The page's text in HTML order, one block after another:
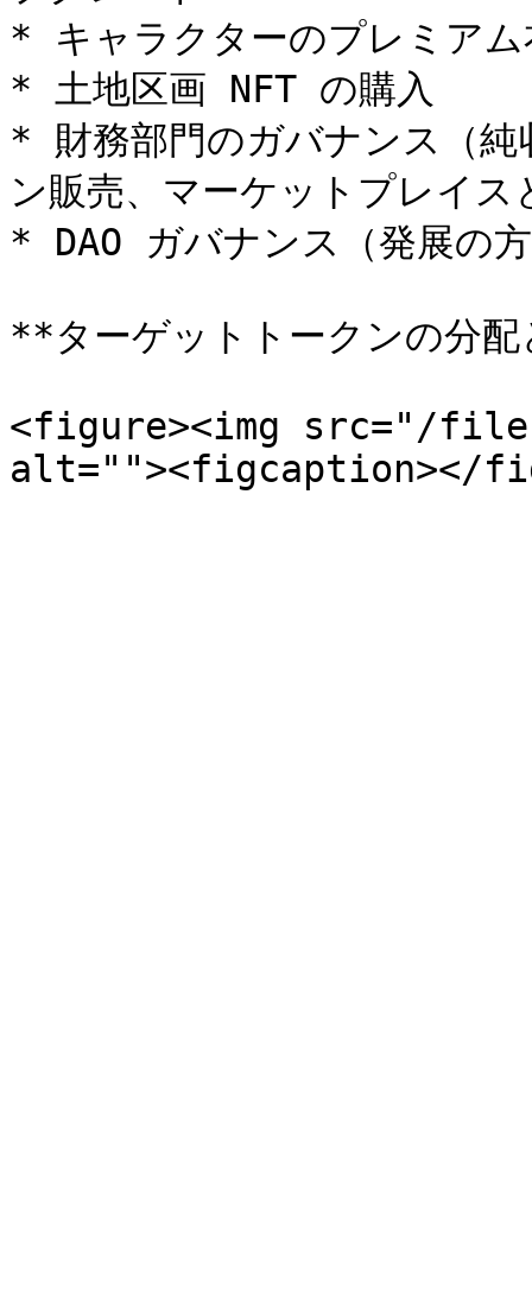
* キャラクターのプレミアム
* 土地区画 NFT の購入
* 財務部門のガバナンス（
ン販売、マーケットプレイ
* DAO ガバナンス（発展の
**ターゲットトークンの分
<figure><img src="/files/